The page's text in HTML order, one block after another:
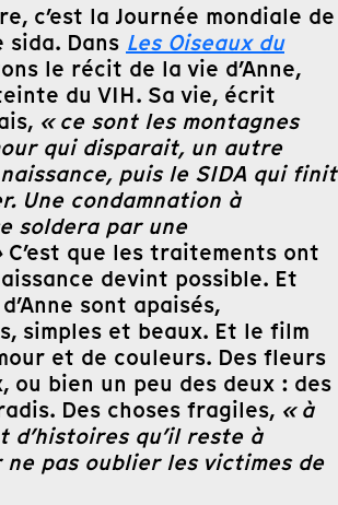
c’est la Journée mondiale de
Dans Les Oiseaux du
le récit de la vie d’Anne,
du VIH. Sa vie, écrit
« ce sont les montagnes
qui disparait, un autre
puis le SIDA qui finit
Une condamnation à
soldera par une
C’est que les traitements ont
devint possible. Et
sont apaisés,
simples et beaux. Et le film
et de couleurs. Des fleurs
ou bien un peu des deux : des
Des choses fragiles, « à
d’histoires qu’il reste à
pas oublier les victimes de